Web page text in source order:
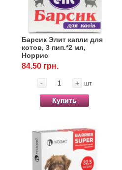
Барсик Элит капли для
котов, 3 пип.*2 мл,
Норрис
84.50 грн.
- + шт
Купить